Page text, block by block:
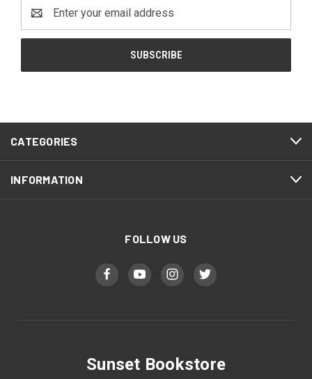
Address
CATEGORIES
INFORMATION
FOLLOW US
Sunset Bookstore